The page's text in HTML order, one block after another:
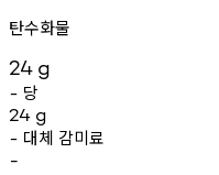
탄수화물
24 g
- 당
24 g
- 대체 감미료
-